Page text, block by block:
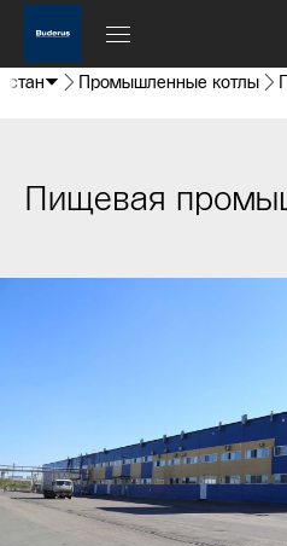
Промышленные котлы
Пищевая